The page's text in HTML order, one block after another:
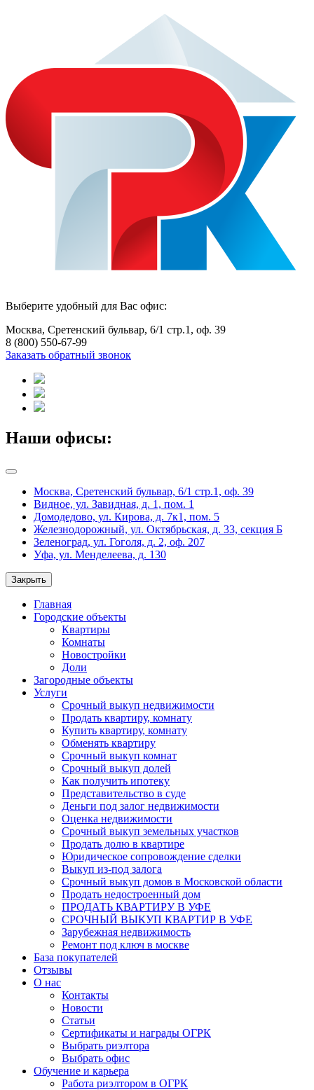
Выберите удобный для Вас офис:
Москва, Сретенский бульвар, 6/1 стр.1, оф. 39
8 (800) 550-67-99
Заказать обратный звонок
Наши офисы:
Москва, Сретенский бульвар, 6/1 стр.1, оф. 39
Видное, ул. Завидная, д. 1, пом. 1
Домодедово, ул. Кирова, д. 7к1, пом. 5
Железнодорожный, ул. Октябрьская, д. 33, секция Б
Зеленоград, ул. Гоголя, д. 2, оф. 207
Уфа, ул. Менделеева, д. 130
Закрыть
Главная
Городские объекты
Квартиры
Комнаты
Новостройки
Доли
Загородные объекты
Услуги
Срочный выкуп недвижимости
Продать квартиру, комнату
Купить квартиру, комнату
Обменять квартиру
Срочный выкуп комнат
Срочный выкуп долей
Как получить ипотеку
Представительство в суде
Деньги под залог недвижимости
Оценка недвижимости
Срочный выкуп земельных участков
Продать долю в квартире
Юридическое сопровождение сделки
Выкуп из-под залога
Срочный выкуп домов в Московской области
Продать недостроенный дом
ПРОДАТЬ КВАРТИРУ В УФЕ
СРОЧНЫЙ ВЫКУП КВАРТИР В УФЕ
Зарубежная недвижимость
Ремонт под ключ в москве
База покупателей
Отзывы
О нас
Контакты
Новости
Статьи
Сертификаты и награды ОГРК
Выбрать риэлтора
Выбрать офис
Обучение и карьера
Работа риэлтором в ОГРК